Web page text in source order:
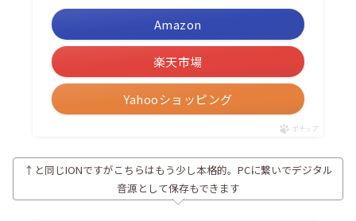
Amazon
楽天市場
Yahooショッピング
ポチップ
↑と同じIONですがこちらはもう少し本格的。PCに繋いでデジタル
音源として保存もできます